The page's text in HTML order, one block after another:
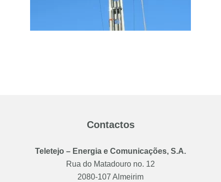
Contactos
Teletejo – Energia e Comunicações, S.A.
Rua do Matadouro no. 12
2080-107 Almeirim